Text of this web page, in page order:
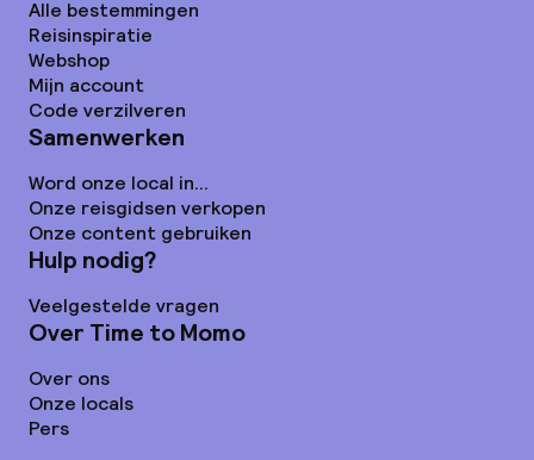
Alle bestemmingen
Reisinspiratie
Webshop
Mijn account
Code verzilveren
Samenwerken
Word onze local in...
Onze reisgidsen verkopen
Onze content gebruiken
Hulp nodig?
Veelgestelde vragen
Over Time to Momo
Over ons
Onze locals
Pers